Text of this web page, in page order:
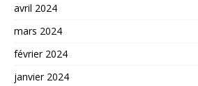
avril 2024
mars 2024
février 2024
janvier 2024